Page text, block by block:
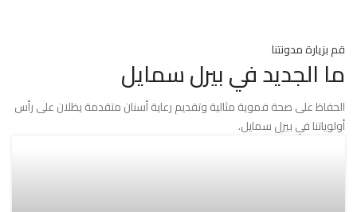
قم بزيارة مدونتنا
ما الجديد في بيرل سمايل
الحفاظ على صحة فموية مثالية وتقديم رعاية أسنان متقدمة يظلان على رأس
أولوياتنا في بيرل سمايل.